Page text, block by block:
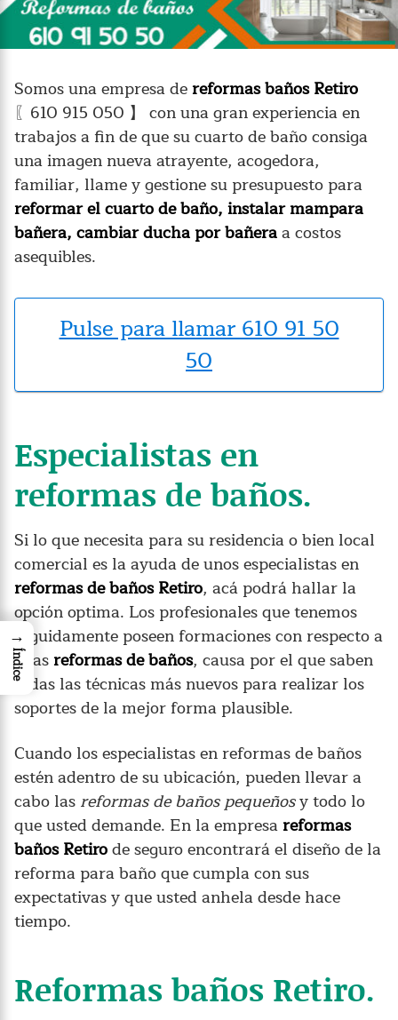
Somos una empresa dereformas baños Retiro
〖610 915 050 】 con una gran experiencia en
trabajos a fin de que su cuarto de baño consiga
una imagen nueva atrayente, acogedora,
familiar, llame y gestione su presupuesto para
reformar el cuarto de baño, instalar mampara
bañera, cambiar ducha por bañeraa costos
asequibles.
Pulse para llamar 610 91 50
50
Especialistas en
reformas de baños.
Si lo que necesita para su residencia o bien local
comercial es la ayuda de unos especialistas en
reformas de baños Retiro, acá podrá hallar la
opción optima. Los profesionales que tenemos
seguidamente poseen formaciones con respecto a
a lasreformas de baños, causa por el que saben
todas las técnicas más nuevos para realizar los
soportes de la mejor forma plausible.
Cuando los especialistas en reformas de baños
estén adentro de su ubicación, pueden llevar a
cabo las reformas de baños pequeñosy todo lo
que usted demande. En la empresareformas
baños Retirode seguro encontrará el diseño de la
reforma para baño que cumpla con sus
expectativas y que usted anhela desde hace
tiempo.
Reformas baños Retiro.
→
Índice